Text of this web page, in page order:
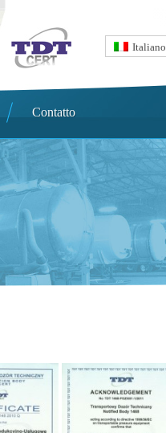
Italiano
Contatto